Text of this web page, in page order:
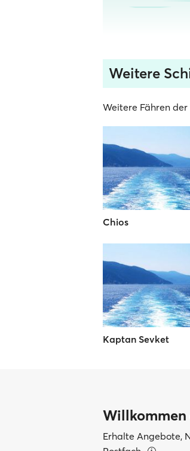
Weitere
Weitere Fähren
Chios
Kaptan Sevket
Willkommen
Erhalte Angebote,